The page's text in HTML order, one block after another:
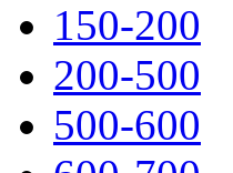
150-200
200-500
500-600